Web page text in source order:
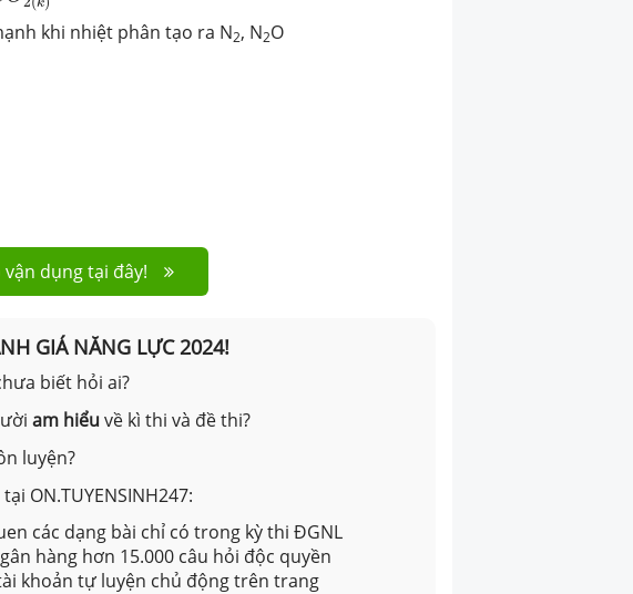
khi nhiệt phân tạo ra N2, N2O
dụng tại đây!
GIÁ NĂNG LỰC 2024!
biết hỏi ai?
am hiểuvề kì thi và đề thi?
luyện?
ON.TUYENSINH247:
các dạng bài chỉ có trong kỳ thi ĐGNL
hàng hơn 15.000 câu hỏi độc quyền
khoản tự luyện chủ động trên trang